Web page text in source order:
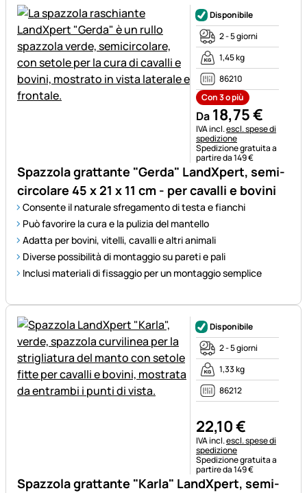
Spazzola grattante "Gerda" LandXpert, semi-
circolare 45 x 21 x 11 cm - per cavalli e bovini
Consente il naturale sfregamento di testa e fianchi
Può favorire la cura e la pulizia del mantello
Adatta per bovini, vitelli, cavalli e altri animali
Diverse possibilità di montaggio su pareti e pali
Inclusi materiali di fissaggio per un montaggio semplice
Disponibile
2 - 5 giorni
1,45 kg
86210
Con 3 o più
Da 18,75€
Informazioni fiscali:
IVA incl.escl. spese di
spedizione
Spedizione gratuita a
partire da 149 €
Spazzola grattante "Karla" LandXpert, semi-
Disponibile
2 - 5 giorni
1,33 kg
86212
22,10€
Informazioni fiscali:
IVA incl.escl. spese di
spedizione
Spedizione gratuita a
partire da 149 €